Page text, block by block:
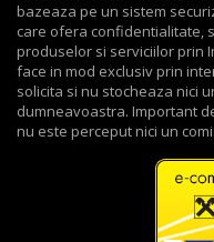
bazeaza pe un sistem
care ofera confidentialitate,
produselor si serviciilor prin
face in mod exclusiv prin
solicita si nu stocheaza nici
dumneavoastra. Important
nu este perceput nici un